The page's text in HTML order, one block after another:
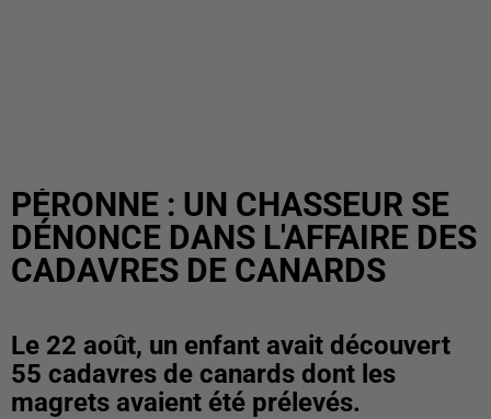
PÉRONNE : UN CHASSEUR SE
DÉNONCE DANS L'AFFAIRE DES
CADAVRES DE CANARDS
Le 22 août, un enfant avait découvert
55 cadavres de canards dont les
magrets avaient été prélevés.